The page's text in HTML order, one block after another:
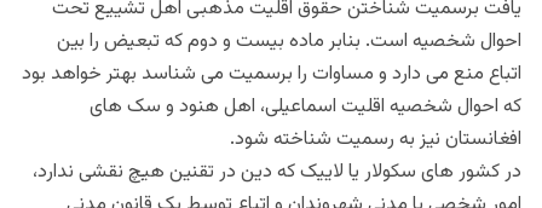
یافت برسمیت شناختن حقوق اقلیت مذهبی اهل تشییع تحت
احوال شخصیه است. بنابر ماده بیست و دوم که تبعیض را بین
اتباع منع می دارد و مساوات را برسمیت می شناسد بهتر خواهد بود
که احوال شخصیه اقلیت اسماعیلی، اهل هنود و سک های
افغانستان نیز به رسمیت شناخته شود.
در کشور های سکولار یا لاییک که دین در تقنین هیچ نقشی ندارد،